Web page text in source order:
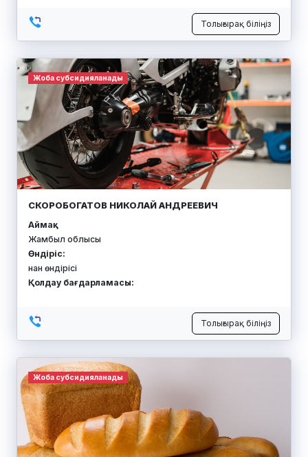
Толығырақ біліңіз
Жоба субсидияланады
СКОРОБОГАТОВ НИКОЛАЙ АНДРЕЕВИЧ
Аймақ:
Жамбыл облысы
Өндіріс:
нан өндірісі
Қолдау бағдарламасы:
Толығырақ біліңіз
Жоба субсидияланады